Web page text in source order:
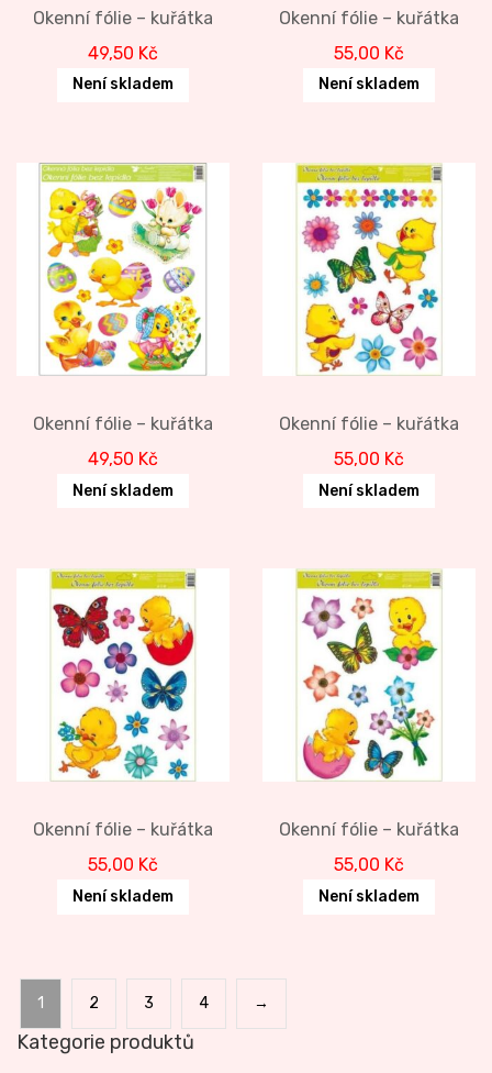
Okenní fólie – kuřátka
49,50 Kč
Není skladem
Okenní fólie – kuřátka
55,00 Kč
Není skladem
Okenní fólie – kuřátka
49,50 Kč
Není skladem
Okenní fólie – kuřátka
55,00 Kč
Není skladem
Okenní fólie – kuřátka
55,00 Kč
Není skladem
Okenní fólie – kuřátka
55,00 Kč
Není skladem
1 2 3 4 →
Kategorie produktů